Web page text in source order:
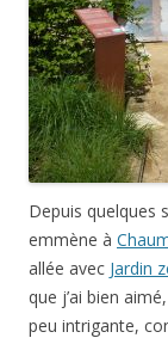
Depuis quelques
emmène à
allée avec Jardin
que j’ai bien
peu intrigante,